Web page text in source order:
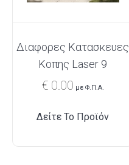
Διαφορες Κατασκευες
Κοπης Laser 9
€0.00 με Φ.Π.Α.
Δείτε Το Προϊόν